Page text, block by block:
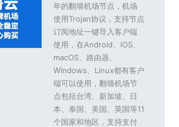
年的翻墙机场节点，机场
使用Trojan协议，支持节点
订阅地址一键导入客户端
使用，在Android、iOS、
macOS、路由器、
Windows、Linux都有客户
端可以使用，翻墙机场节
点包括台湾、新加坡、日
本、泰国、美国、英国等11
个国家和地区，支持支付